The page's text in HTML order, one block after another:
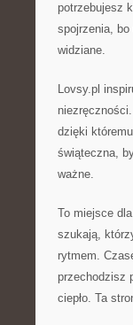
potrzebujesz
spojrzenia,
widziane.
Lovsy.pl
dzięki
świąteczna,
ważne.
To miejsce
szukają,
rytmem.
przechodzisz
ciepło. Ta